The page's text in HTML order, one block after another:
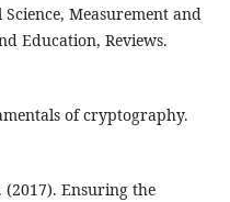
Science, Measurement and
Education, Reviews.
of cryptography.
(2017). Ensuring the